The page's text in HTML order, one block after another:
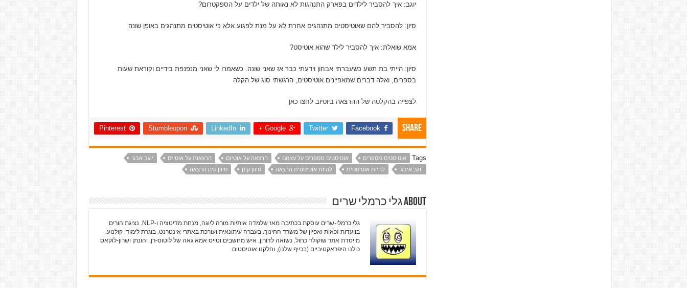
יוגב: איך להסביר לילדים בפארק התנהגות לא נאותה של ילדים על הספקטרום?
סיון: להסביר להם שאוטיסטים מתנהגים אחרת לא על מנת לפגוע אלא כי אוטיסטים מתנהגים באופן שונה
אמא שואלת: איך להסביר לילד שהוא אוטיסט?
סיון: הייתי בת תשע כשעברתי אבחון וידעתי כבר אז שאני שונה. כשאמרו לי שאני מנפנפת בידיים וקוראת שעות
בספרים, ואלה דברים שמאפיינים אוטיסטים, הרגשתי סוג של הקלה
לצפייה בהקלטה של ההרצאה ביוטיוב לחצו כאן
Share
Facebook
Twitter
Google +
LinkedIn
Stumbleupon
Pinterest
Tags אוטיסטים מספרים אוטיסטים מספרים על עצמם הרצאה על אוטיזם הרצאות על אוטיזם
יוגב אבגי
יוגב איבגי
להיות אוטיסטית להיות אוטיסטית הרצאה סיוון קינן סיוון קינן הרצאה
About גלי כרמלי שרים
גלי כרמלי-שרים עוסקת בכתיבה מאז שלמדה אותיות מורה ליוגה, מנחת מדיטציה ו-NLP. נציגת הורים
בוועדות זכאות ואפיון של משרד החינוך. בעברה עיתונאית ועורכת באתרי אינטרנט. בוגרת לימודי קולנוע.
מייסדת אתר שוקולד כחול. נשואה לדורון, איש מחשבים וטייס אמא גאה של לוטוס-רן, יהונתן ושרון-לוקאס
כולנו היפראקטיביים (בכייף שלנו), וחלקנו אוטיסטים